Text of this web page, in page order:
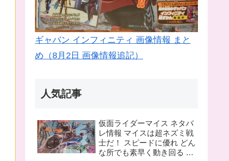
ギャバン インフィニティ 画像情報 まと
め（8月2日 画像情報追記）
人気記事
仮面ライダーマイス ネタバ
レ情報 マイスは超ネズミ戦
士だ！ スピードに優れ どん
な所でも素早く動き回る ラ